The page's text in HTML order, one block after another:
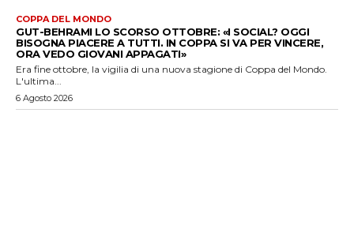
COPPA DEL MONDO
GUT-BEHRAMI LO SCORSO OTTOBRE: «I SOCIAL? OGGI
BISOGNA PIACERE A TUTTI. IN COPPA SI VA PER VINCERE,
ORA VEDO GIOVANI APPAGATI»
Era fine ottobre, la vigilia di una nuova stagione di Coppa del Mondo.
L'ultima...
6 Agosto 2026